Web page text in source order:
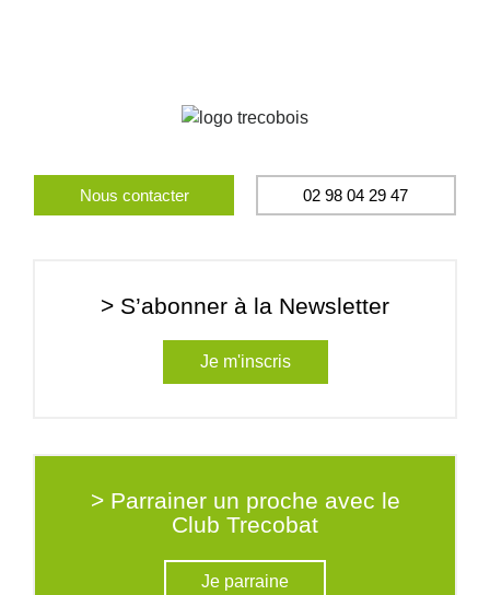
Nous contacter 02 98 04 29 47
> S’abonner à la Newsletter
Je m'inscris
> Parrainer un proche avec le
Club Trecobat
Je parraine